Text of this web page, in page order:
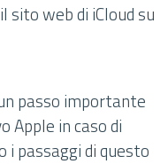
sito web di iCloud su
passo importante
Apple in caso di
passaggi di questo